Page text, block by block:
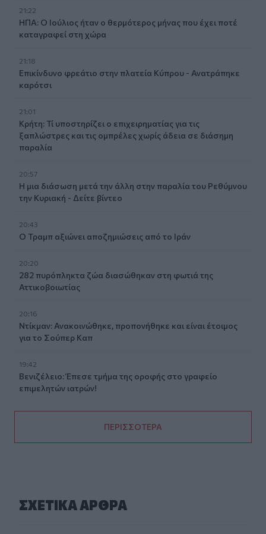
21:22
ΗΠΑ: Ο Ιούλιος ήταν ο θερμότερος μήνας που έχει ποτέ
καταγραφεί στη χώρα
21:18
Επικίνδυνο φρεάτιο στην πλατεία Κύπρου - Ανατράπηκε
καρότσι
21:01
Κρήτη: Τί υποστηρίζει ο επιχειρηματίας για τις
ξαπλώστρες και τις ομπρέλες χωρίς άδεια σε διάσημη
παραλία
20:57
Η μια διάσωση μετά την άλλη στην παραλία του Ρεθύμνου
την Κυριακή - Δείτε βίντεο
20:43
Ο Τραμπ αξιώνει αποζημιώσεις από το Ιράν
20:20
282 πυρόπληκτα ζώα διασώθηκαν στη φωτιά της
Αττικοβοιωτίας
20:16
Ντίκμαν: Ανακοινώθηκε, προπονήθηκε και είναι έτοιμος
για το Σούπερ Καπ
19:42
Βενιζέλειο: Έπεσε τμήμα της οροφής στο γραφείο
επιμελητών ιατρών!
ΠΕΡΙΣΣΟΤΕΡΑ
ΣΧΕΤΙΚA AΡΘΡΑ